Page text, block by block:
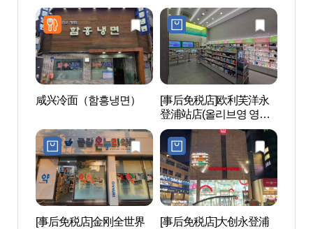
이너의원 영등포)
咸兴冷面（함흥냉면）
[事后免税店]欧利芙洋永
登浦站店(올리브영 영등
포역점)
[事后免税店]金刚全世界
[事后免税店]大创永登浦